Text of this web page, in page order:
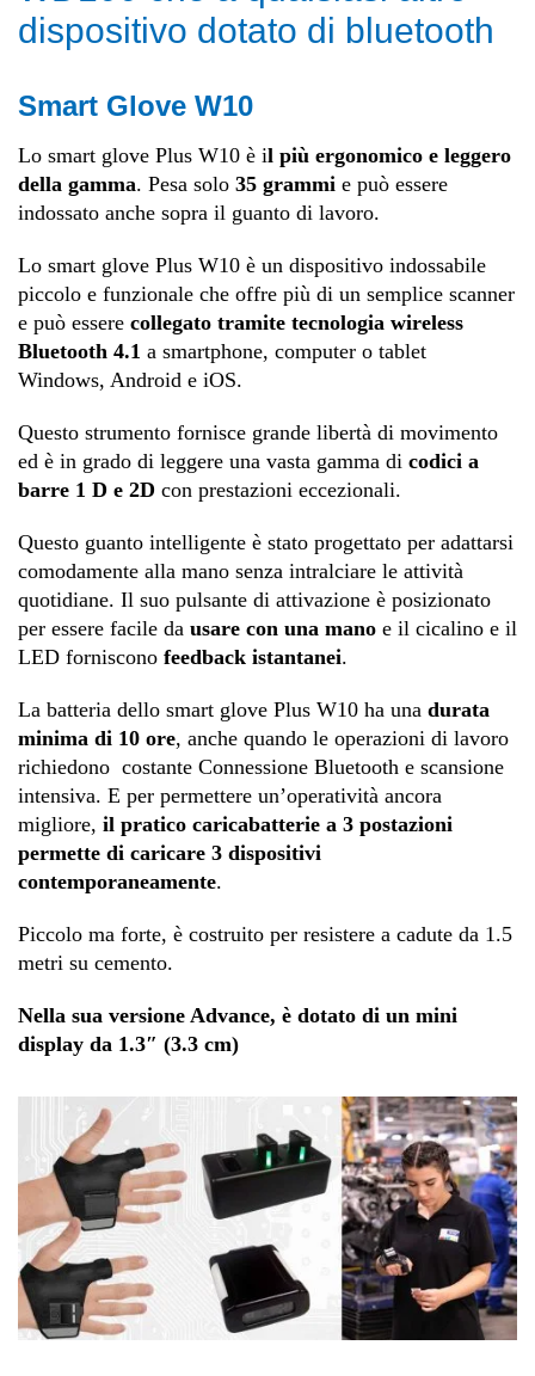
dispositivo dotato di bluetooth
Smart Glove W10
Lo smart glove Plus W10 è il più ergonomico e leggero
della gamma. Pesa solo 35 grammi e può essere
indossato anche sopra il guanto di lavoro.
Lo smart glove Plus W10 è un dispositivo indossabile
piccolo e funzionale che offre più di un semplice scanner
e può essere collegato tramite tecnologia wireless
Bluetooth 4.1 a smartphone, computer o tablet
Windows, Android e iOS.
Questo strumento fornisce grande libertà di movimento
ed è in grado di leggere una vasta gamma di codici a
barre 1 D e 2D con prestazioni eccezionali.
Questo guanto intelligente è stato progettato per adattarsi
comodamente alla mano senza intralciare le attività
quotidiane. Il suo pulsante di attivazione è posizionato
per essere facile da usare con una mano e il cicalino e il
LED forniscono feedback istantanei.
La batteria dello smart glove Plus W10 ha una durata
minima di 10 ore, anche quando le operazioni di lavoro
richiedono costante Connessione Bluetooth e scansione
intensiva. E per permettere un’operatività ancora
migliore, il pratico caricabatterie a 3 postazioni
permette di caricare 3 dispositivi
contemporaneamente.
Piccolo ma forte, è costruito per resistere a cadute da 1.5
metri su cemento.
Nella sua versione Advance, è dotato di un mini
display da 1.3″ (3.3 cm)